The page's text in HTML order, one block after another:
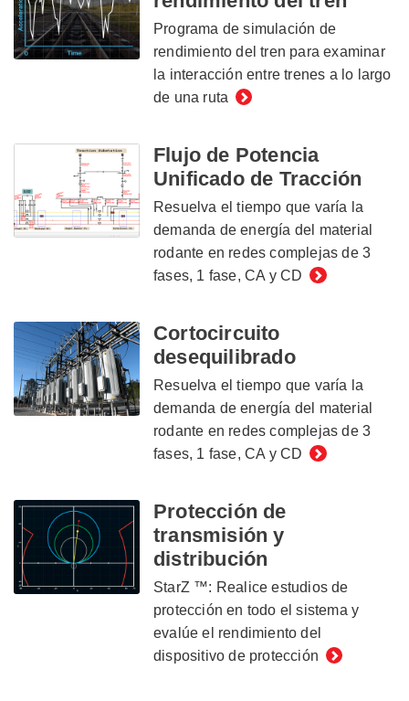
Programa de simulación de
rendimiento del tren para examinar
la interacción entre trenes a lo largo
de una ruta
Flujo de Potencia
Unificado de Tracción
Resuelva el tiempo que varía la
demanda de energía del material
rodante en redes complejas de 3
fases, 1 fase, CA y CD
Cortocircuito
desequilibrado
Resuelva el tiempo que varía la
demanda de energía del material
rodante en redes complejas de 3
fases, 1 fase, CA y CD
Protección de
transmisión y
distribución
StarZ ™: Realice estudios de
protección en todo el sistema y
evalúe el rendimiento del
dispositivo de protección